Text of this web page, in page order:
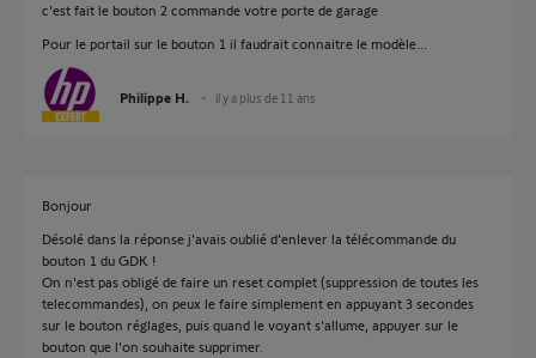
c'est fait le bouton 2 commande votre porte de garage
Pour le portail sur le bouton 1 il faudrait connaitre le modèle...
Philippe H. il y a plus de 11 ans
Bonjour
Désolé dans la réponse j'avais oublié d’enlever la télécommande du
bouton 1 du GDK !
On n'est pas obligé de faire un reset complet (suppression de toutes les
telecommandes), on peux le faire simplement en appuyant 3 secondes
sur le bouton réglages, puis quand le voyant s'allume, appuyer sur le
bouton que l'on souhaite supprimer.